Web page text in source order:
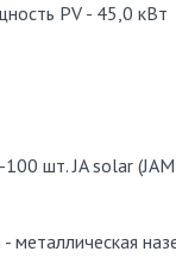
PV - 45,0 кВт
шт. JA solar
металлическая